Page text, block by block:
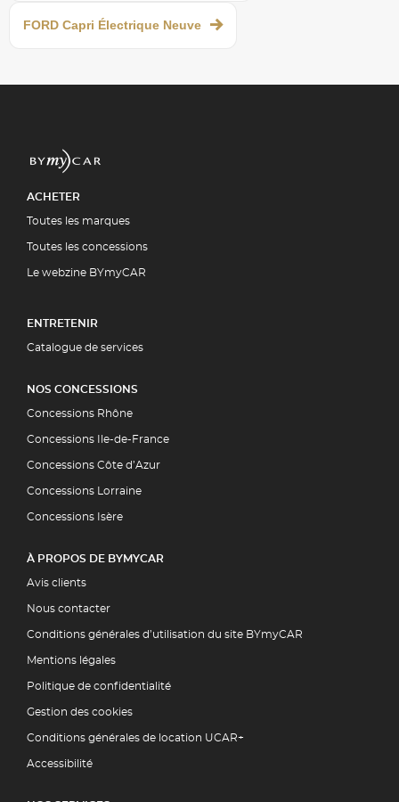
FORD Capri Électrique Neuve
ACHETER
Toutes les marques
Toutes les concessions
Le webzine BYmyCAR
ENTRETENIR
Catalogue de services
NOS CONCESSIONS
Concessions Rhône
Concessions Ile-de-France
Concessions Côte d’Azur
Concessions Lorraine
Concessions Isère
À PROPOS DE BYMYCAR
Avis clients
Nous contacter
Conditions générales d’utilisation du site BYmyCAR
Mentions légales
Politique de confidentialité
Gestion des cookies
Conditions générales de location UCAR+
Accessibilité